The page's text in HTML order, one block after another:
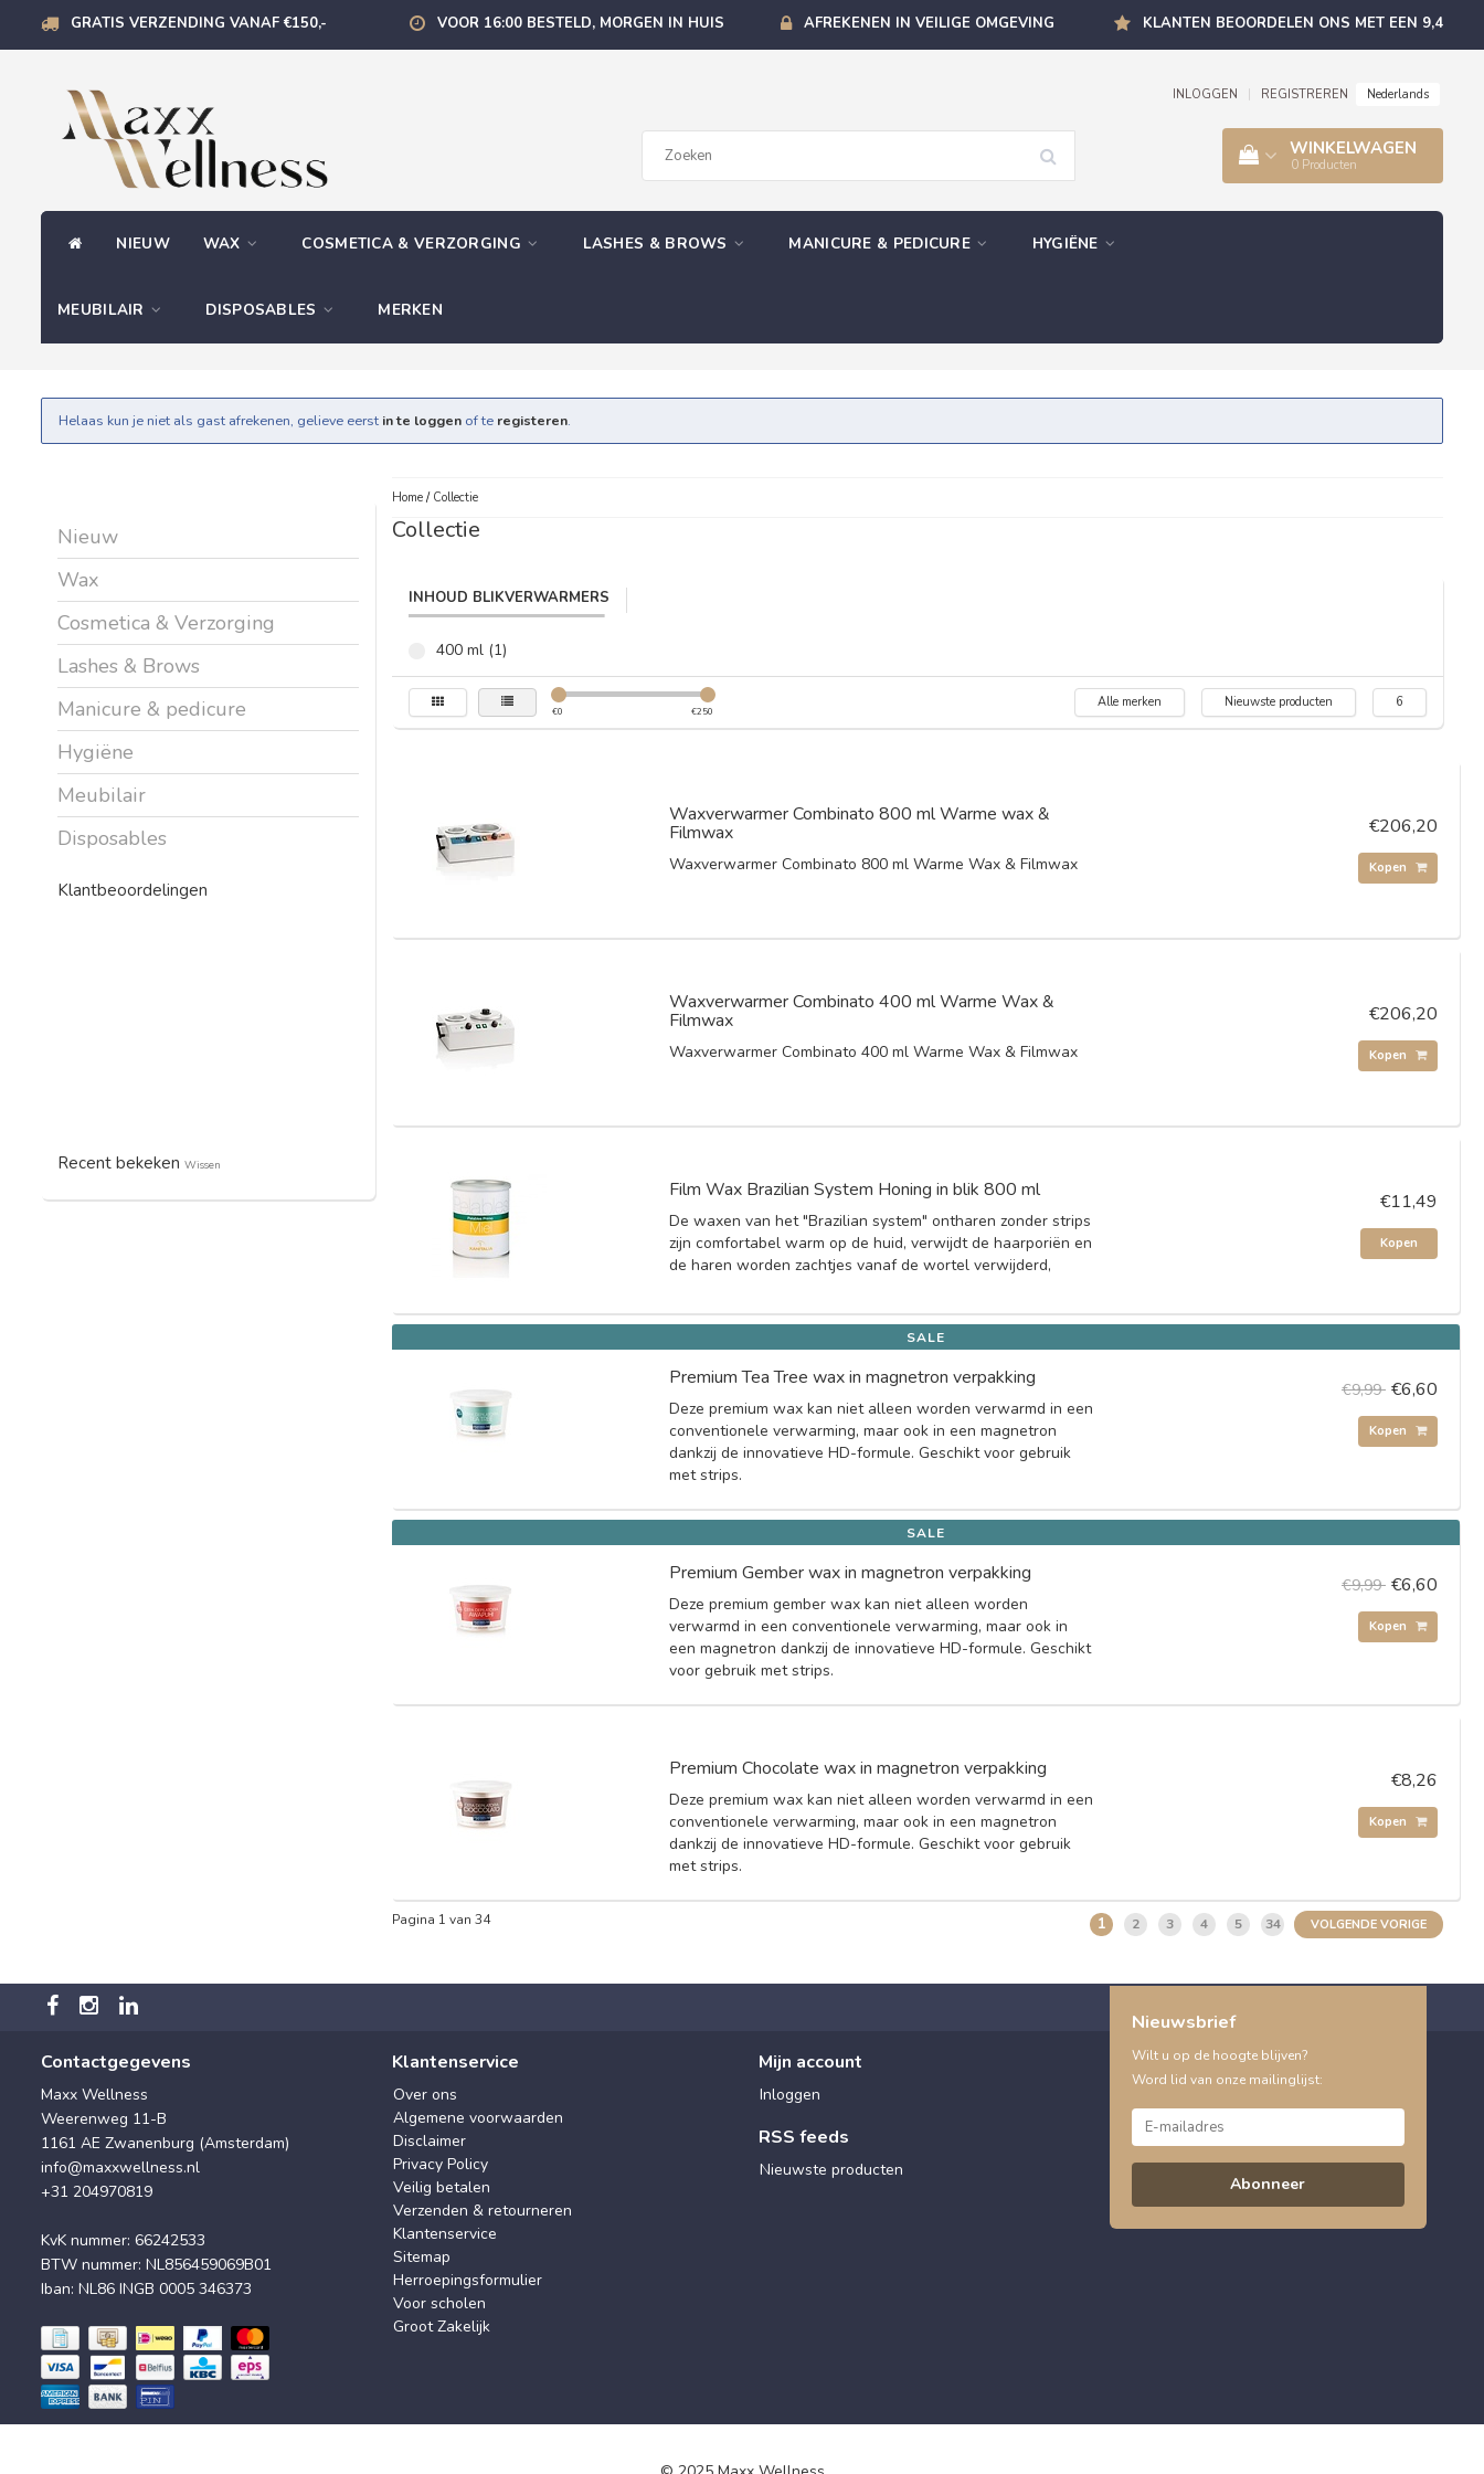
GRATIS VERZENDING VANAF €150,- VOOR 16:00 BESTELD, MORGEN IN HUIS AFREKENEN IN VEILIGE OMGEVING KLANTEN BEOORDELEN ONS MET EEN 9,4
INLOGGEN REGISTREREN Nederlands
WINKELWAGEN
0 Producten
NIEUW WAX COSMETICA & VERZORGING LASHES & BROWS MANICURE & PEDICURE HYGIËNE
MEUBILAIR DISPOSABLES MERKEN
Helaas kun je niet als gast afrekenen, gelieve eerst in te loggen of te registeren.
Nieuw
Wax
Cosmetica & Verzorging
Lashes & Brows
Manicure & pedicure
Hygiëne
Meubilair
Disposables
Klantbeoordelingen
Recent bekeken Wissen
Home/ Collectie
Collectie
INHOUD BLIKVERWARMERS
400 ml (1)
€0 €250
Alle merken Nieuwste producten 6
Waxverwarmer Combinato 800 ml Warme wax &
Filmwax
Waxverwarmer Combinato 800 ml Warme Wax & Filmwax
€206,20
Kopen
Waxverwarmer Combinato 400 ml Warme Wax &
Filmwax
Waxverwarmer Combinato 400 ml Warme Wax & Filmwax
€206,20
Kopen
Film Wax Brazilian System Honing in blik 800 ml
De waxen van het "Brazilian system" ontharen zonder strips
zijn comfortabel warm op de huid, verwijdt de haarporiën en
de haren worden zachtjes vanaf de wortel verwijderd,
€11,49
Kopen
SALE
Premium Tea Tree wax in magnetron verpakking
Deze premium wax kan niet alleen worden verwarmd in een
conventionele verwarming, maar ook in een magnetron
dankzij de innovatieve HD-formule. Geschikt voor gebruik
met strips.
€9,99 €6,60
Kopen
SALE
Premium Gember wax in magnetron verpakking
Deze premium gember wax kan niet alleen worden
verwarmd in een conventionele verwarming, maar ook in
een magnetron dankzij de innovatieve HD-formule. Geschikt
voor gebruik met strips.
€9,99 €6,60
Kopen
Premium Chocolate wax in magnetron verpakking
Deze premium wax kan niet alleen worden verwarmd in een
conventionele verwarming, maar ook in een magnetron
dankzij de innovatieve HD-formule. Geschikt voor gebruik
met strips.
€8,26
Kopen
Pagina 1 van 34 1 2 3 4 5 34 VOLGENDE VORIGE
Contactgegevens
Maxx Wellness
Weerenweg 11-B
1161 AE Zwanenburg (Amsterdam)
info@maxxwellness.nl
+31 204970819
KvK nummer: 66242533
BTW nummer: NL856459069B01
Iban: NL86 INGB 0005 346373
Klantenservice
Over ons
Algemene voorwaarden
Disclaimer
Privacy Policy
Veilig betalen
Verzenden & retourneren
Klantenservice
Sitemap
Herroepingsformulier
Voor scholen
Groot Zakelijk
Mijn account
Inloggen
RSS feeds
Nieuwste producten
Nieuwsbrief
Wilt u op de hoogte blijven?
Word lid van onze mailinglijst:
Abonneer